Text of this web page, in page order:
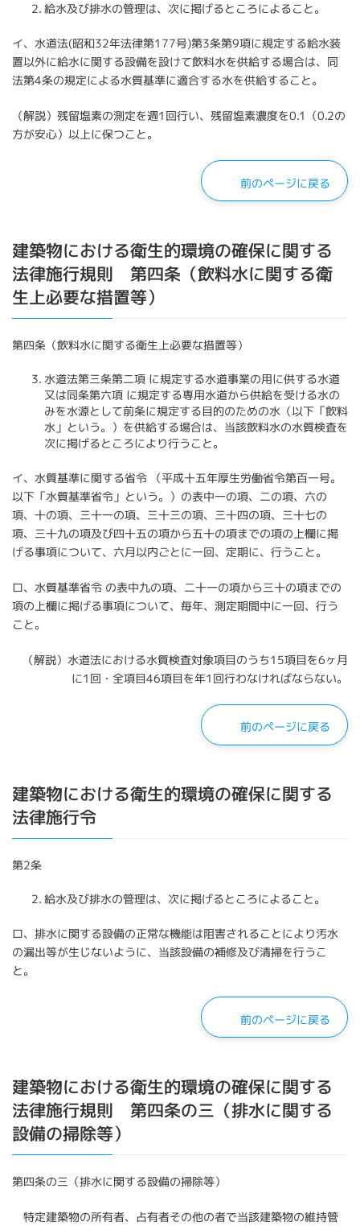
給水及び排水の管理は、次に掲げるところによること。
イ、水道法(昭和32年法律第177号)第3条第9項に規定する給水装
置以外に給水に関する設備を設けて飲料水を供給する場合は、同
法第4条の規定による水質基準に適合する水を供給すること。
（解説）残留塩素の測定を週1回行い、残留塩素濃度を0.1（0.2の
方が安心）以上に保つこと。
前のページに戻る
建築物における衛生的環境の確保に関する
法律施行規則 第四条（飲料水に関する衛
生上必要な措置等）
第四条（飲料水に関する衛生上必要な措置等）
水道法第三条第二項 に規定する水道事業の用に供する水道
又は同条第六項 に規定する専用水道から供給を受ける水の
みを水源として前条に規定する目的のための水（以下「飲料
水」という。）を供給する場合は、当該飲料水の水質検査を
次に掲げるところにより行うこと。
イ、水質基準に関する省令 （平成十五年厚生労働省令第百一号。
以下「水質基準省令」という。）の表中一の項、二の項、六の
項、十の項、三十一の項、三十三の項、三十四の項、三十七の
項、三十九の項及び四十五の項から五十の項までの項の上欄に掲
げる事項について、六月以内ごとに一回、定期に、行うこと。
ロ、水質基準省令 の表中九の項、二十一の項から三十の項までの
項の上欄に掲げる事項について、毎年、測定期間中に一回、行う
こと。
（解説）水道法における水質検査対象項目のうち15項目を6ヶ月
に1回・全項目46項目を年1回行わなければならない。
前のページに戻る
建築物における衛生的環境の確保に関する
法律施行令
第2条
給水及び排水の管理は、次に掲げるところによること。
ロ、排水に関する設備の正常な機能は阻害されることにより汚水
の漏出等が生じないように、当該設備の補修及び清掃を行うこ
と。
前のページに戻る
建築物における衛生的環境の確保に関する
法律施行規則 第四条の三（排水に関する
設備の掃除等）
第四条の三（排水に関する設備の掃除等）
特定建築物の所有者、占有者その他の者で当該建築物の維持管